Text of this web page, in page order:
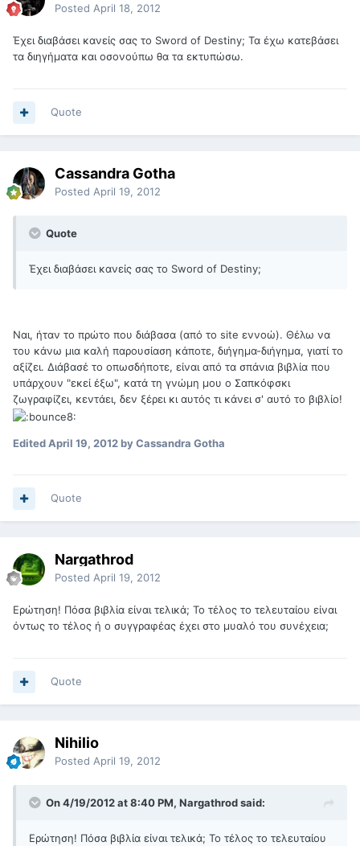
Posted April 18, 2012
Έχει διαβάσει κανείς σας το Sword of Destiny; Τα έχω κατεβάσει
τα διηγήματα και οσονούπω θα τα εκτυπώσω.
Quote
Cassandra Gotha
Posted April 19, 2012
Quote
Έχει διαβάσει κανείς σας το Sword of Destiny;
Ναι, ήταν το πρώτο που διάβασα (από το site εννοώ). Θέλω να
του κάνω μια καλή παρουσίαση κάποτε, διήγημα-διήγημα, γιατί το
αξίζει. Διάβασέ το οπωσδήποτε, είναι από τα σπάνια βιβλία που
υπάρχουν "εκεί έξω", κατά τη γνώμη μου ο Σαπκόφσκι
ζωγραφίζει, κεντάει, δεν ξέρει κι αυτός τι κάνει σ' αυτό το βιβλίο!
EditedApril 19, 2012by Cassandra Gotha
Quote
Nargathrod
Posted April 19, 2012
Ερώτηση! Πόσα βιβλία είναι τελικά; Το τέλος το τελευταίου είναι
όντως το τέλος ή ο συγγραφέας έχει στο μυαλό του συνέχεια;
Quote
Nihilio
Posted April 19, 2012
On 4/19/2012 at 8:40 PM, Nargathrod said:
Ερώτηση! Πόσα βιβλία είναι τελικά; Το τέλος το τελευταίου